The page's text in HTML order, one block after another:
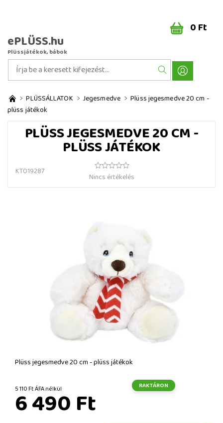
ePLÜSS.hu
Plüssjátékok, bábok
0 Ft
PLÜSSÁLLATOK Jegesmedve
Plüss jegesmedve 20 cm -
plüss játékok
PLÜSS JEGESMEDVE 20 CM -
PLÜSS JÁTÉKOK
KT019287
Nincs értékelés
Plüss jegesmedve 20 cm - plüss játékok
5 110 Ft ÁFA nélkül RAKTÁRON
6 490 Ft